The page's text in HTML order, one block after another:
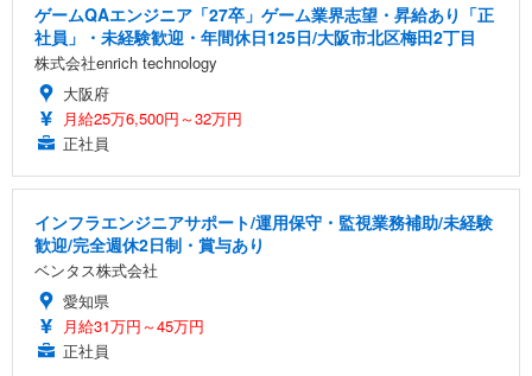
ゲームQAエンジニア「27卒」ゲーム業界志望・昇給あり「正
社員」・未経験歓迎・年間休日125日/大阪市北区梅田2丁目
株式会社enrich technology
大阪府
月給25万6,500円～32万円
正社員
インフラエンジニアサポート/運用保守・監視業務補助/未経験
歓迎/完全週休2日制・賞与あり
ベンタス株式会社
愛知県
月給31万円～45万円
正社員